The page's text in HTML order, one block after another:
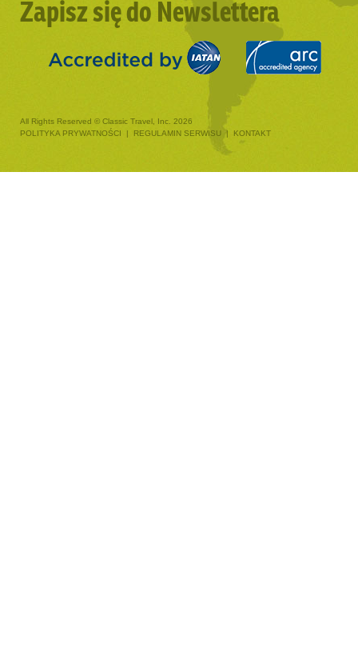
Zapisz się do Newslettera
All Rights Reserved © Classic Travel, Inc. 2026
POLITYKA PRYWATNOŚCI
| REGULAMIN SERWISU | KONTAKT